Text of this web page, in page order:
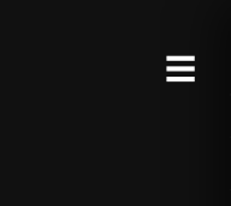
☰